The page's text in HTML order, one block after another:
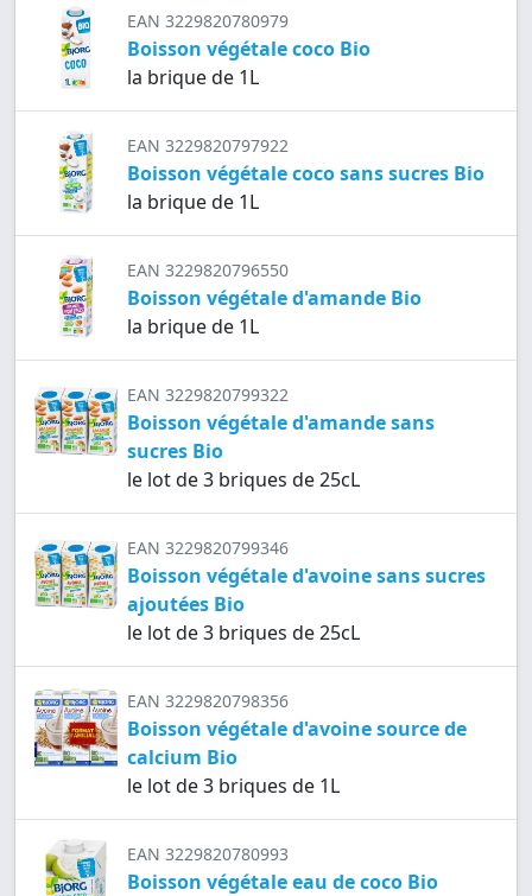
EAN 3229820780979
Boisson végétale coco Bio
la brique de 1L
EAN 3229820797922
Boisson végétale coco sans sucres Bio
la brique de 1L
EAN 3229820796550
Boisson végétale d'amande Bio
la brique de 1L
EAN 3229820799322
Boisson végétale d'amande sans
sucres Bio
le lot de 3 briques de 25cL
EAN 3229820799346
Boisson végétale d'avoine sans sucres
ajoutées Bio
le lot de 3 briques de 25cL
EAN 3229820798356
Boisson végétale d'avoine source de
calcium Bio
le lot de 3 briques de 1L
EAN 3229820780993
Boisson végétale eau de coco Bio